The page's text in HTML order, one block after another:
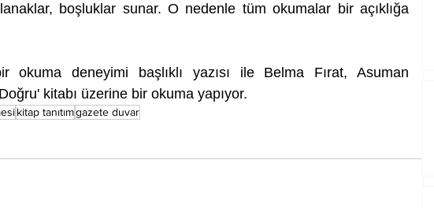
boşluklar sunar. O nedenle tüm okumalar bir açıklığa
okuma deneyimi başlıklı yazısı ile Belma Fırat, Asuman
kitabı üzerine bir okuma yapıyor.
kitap tanıtımgazete duvar